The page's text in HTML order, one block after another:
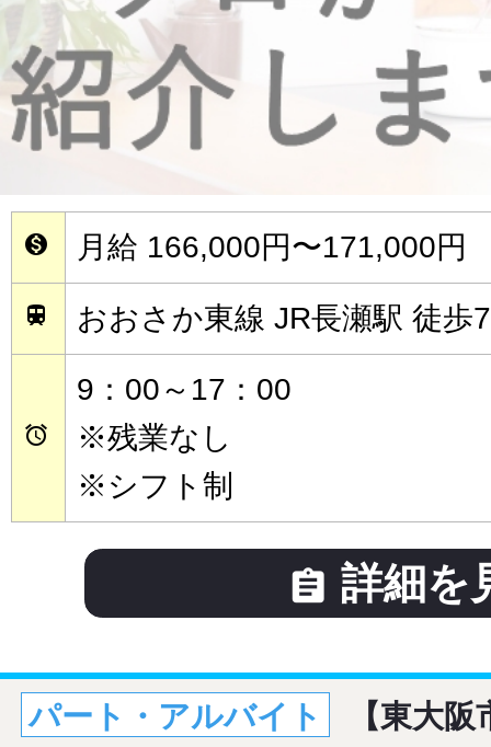
 月給 166,000円〜171,000円
 おおさか東線 JR長瀬駅 徒歩

9：00～17：00
※残業なし
※シフト制
 詳細を
パート・アルバイト
【東大